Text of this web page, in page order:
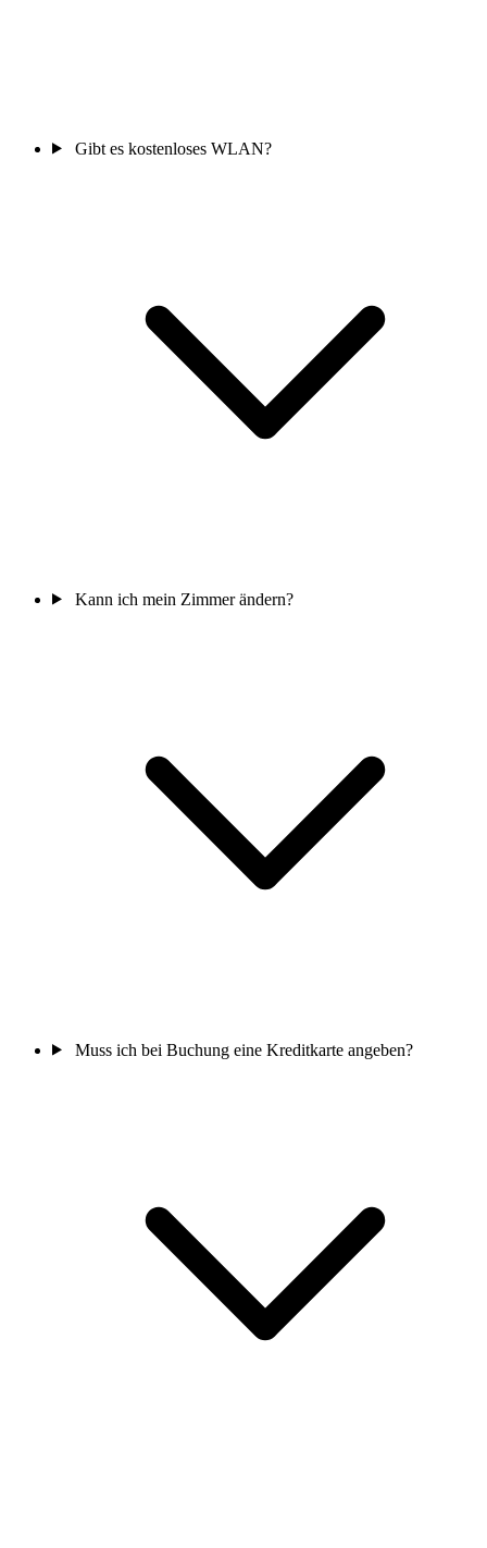
Gibt es kostenloses WLAN?
Kann ich mein Zimmer ändern?
Muss ich bei Buchung eine Kreditkarte angeben?